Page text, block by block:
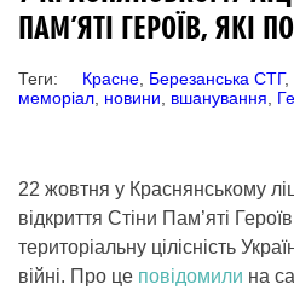
ПАМ’ЯТІ ГЕРОЇВ, ЯКІ
Теги: Красне Березанська СТГ,
меморіал новини вшанування
22 жовтня у Краснянському
відкриття Стіни Пам’яті
територіальну цілісність
війні. Про це повідомили на